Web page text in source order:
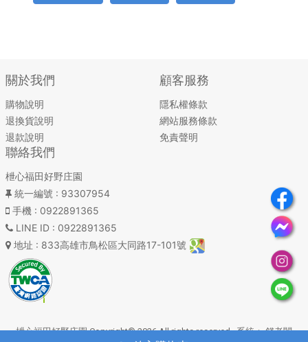
關於我們
購物說明
退換貨說明
退款說明
顧客服務
隱私權條款
網站服務條款
免責聲明
聯絡我們
枻心福田好野庄園
統一編號 : 93307954
手機 : 0922891365
LINE ID : 0922891365
地址 : 833高雄市鳥松區大同路17-101號
枻心福田好野庄園 Copyright© 2026 All rights reserved. 系統：錢老闆